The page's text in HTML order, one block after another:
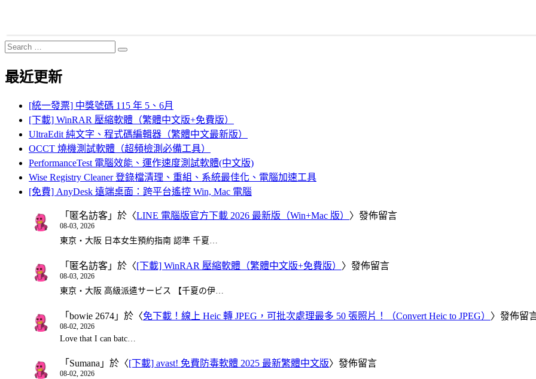
Search
for:
Search
最近更新
[統一發票] 中獎號碼 115 年 5、6月
[下載] WinRAR 壓縮軟體（繁體中文版+免費版）
UltraEdit 純文字、程式碼編輯器（繁體中文最新版）
OCCT 燒機測試軟體（超頻檢測必備工具）
PerformanceTest 電腦效能、運作速度測試軟體(中文版)
Wise Registry Cleaner 登錄檔清理、重組、系統最佳化、電腦加速工具
[免費] AnyDesk 遠端桌面：跨平台遙控 Win, Mac 電腦
「 匿名訪客 」於〈LINE 電腦版官方下載 2026 最新版（Win+Mac 版） 〉發佈留言
08-03, 2026
東京・大阪 日本女生預約指南 認準 千夏…
「 匿名訪客 」於〈[下載] WinRAR 壓縮軟體（繁體中文版+免費版） 〉發佈留言
08-03, 2026
東京・大阪 高級派遣サービス 【千夏の伊…
「 bowie 2674 」於〈免下載！線上 Heic 轉 JPEG，可批次處理最多 50 張照片！（Convert Heic to JPEG） 〉發佈留
08-02, 2026
Love that I can batc…
「 Sumana 」於〈[下載] avast! 免費防毒軟體 2025 最新繁體中文版〉發佈留言
08-02, 2026